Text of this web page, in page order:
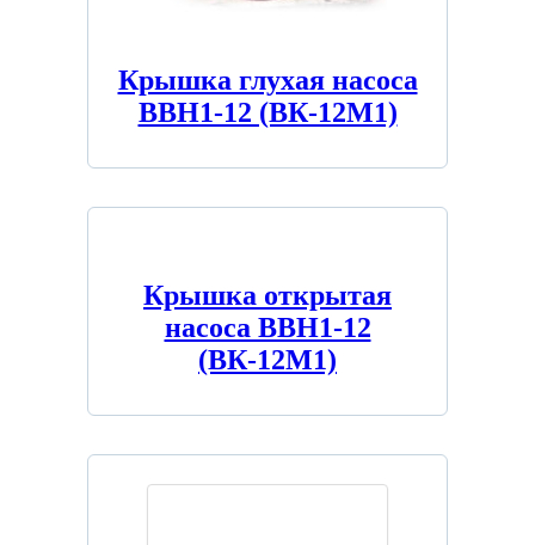
Крышка глухая насоса
ВВН1-12 (ВК-12М1)
Крышка открытая
насоса ВВН1-12
(ВК-12М1)